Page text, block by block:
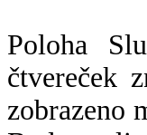
Poloha
čtvereček
zobrazeno